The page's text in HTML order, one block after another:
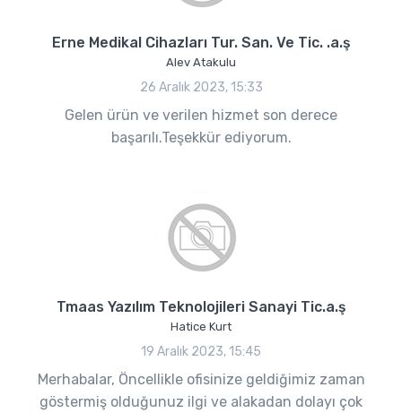
Erne Medikal Cihazları Tur. San. Ve Tic. .a.ş
Alev Atakulu
26 Aralık 2023, 15:33
Gelen ürün ve verilen hizmet son derece
başarılı.Teşekkür ediyorum.
Tmaas Yazılım Teknolojileri Sanayi Tic.a.ş
Hatice Kurt
19 Aralık 2023, 15:45
Merhabalar, Öncellikle ofisinize geldiğimiz zaman
göstermiş olduğunuz ilgi ve alakadan dolayı çok